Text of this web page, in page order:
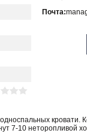
Почта:
кровати.
7-10 неторопливой